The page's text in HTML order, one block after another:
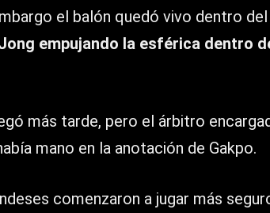
el balón quedó vivo dentro del
empujando la esférica dentro
más tarde, pero el árbitro
mano en la anotación de Gakpo.
comenzaron a jugar más